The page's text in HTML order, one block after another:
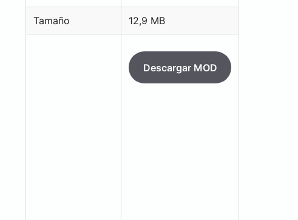
Tamaño 12,9 MB
Descargar MOD